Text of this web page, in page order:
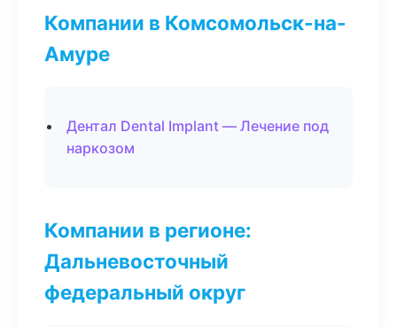
Компании в Комсомольск-на-
Амуре
Дентал Dental Implant — Лечение под
наркозом
Компании в регионе:
Дальневосточный
федеральный округ